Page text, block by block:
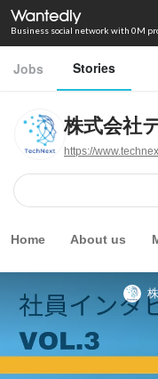
Business social network with 0M
Jobs Stories
株式会社
https://
Home About us